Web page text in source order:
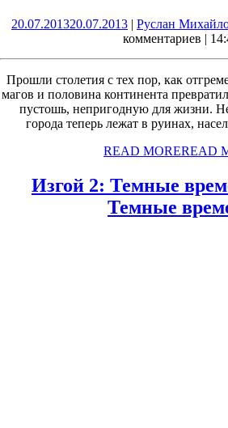
20.07.201320.07.2013 | Руслан
комментариев |
Прошли столетия с тех пор, как
магов и половина континента
пустошь, непригодную для жизни.
города теперь лежат в руинах,
READ MOREREAD
Изгой 2: Темные
Темные